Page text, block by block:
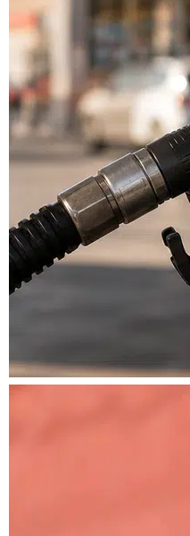
değişiyor:
benzinde
miktarı